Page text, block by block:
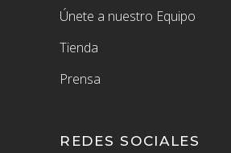
Únete a nuestro Equipo
Tienda
Prensa
REDES SOCIALES